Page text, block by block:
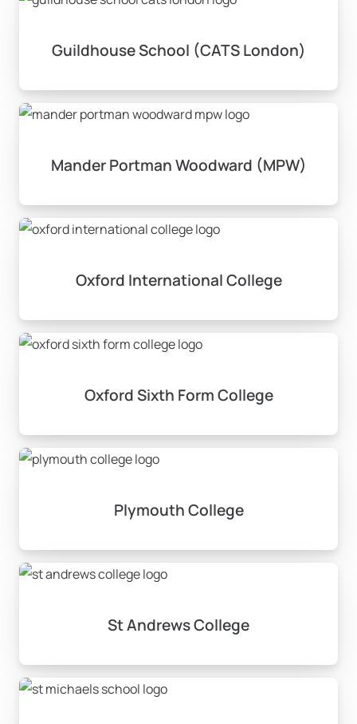
Guildhouse School (CATS London)
Mander Portman Woodward (MPW)
Oxford International College
Oxford Sixth Form College
Plymouth College
St Andrews College